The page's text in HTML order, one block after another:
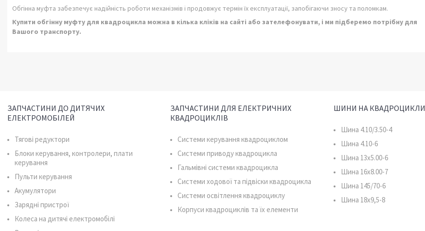
Обгінна муфта забезпечує надійність роботи механізмів і продовжує термін їх експлуатації, запобігаючи зносу та поломкам.
Купити обгінну муфту для квадроцикла можна в кілька кліків на сайті або зателефонувати, і ми підберемо потрібну для
Вашого транспорту.
ЗАПЧАСТИНИ ДО ДИТЯЧИХ
ЕЛЕКТРОМОБІЛЕЙ
Тягові редуктори
Блоки керування, контролери, плати
керування
Пульти керування
Акумулятори
Зарядні пристрої
Колеса на дитячі електромобілі
ЗАПЧАСТИНИ ДЛЯ ЕЛЕКТРИЧНИХ
КВАДРОЦИКЛІВ
Системи керування квадроциклом
Системи приводу квадроцикла
Гальмівні системи квадроцикла
Системи ходової та підвіски квадроцикла
Системи освітлення квадроциклу
Корпуси квадроциклів та їх елементи
ШИНИ НА КВАДРОЦИКЛИ
Шина 4.10/3.50-4
Шина 4.10-6
Шина 13x5.00-6
Шина 16x8.00-7
Шина 145/70-6
Шина 18x9,5-8